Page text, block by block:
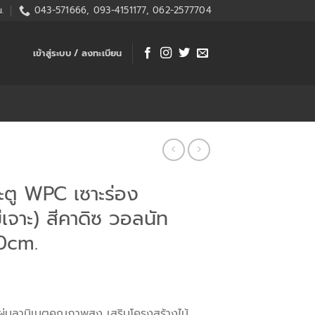
043-571666, 093-4151177, 062-2577704
เข้าสู่ระบบ / ลงทะเบียน
WPC เซาะร่อง
จาะ) สีคาดิซ วอลนัท